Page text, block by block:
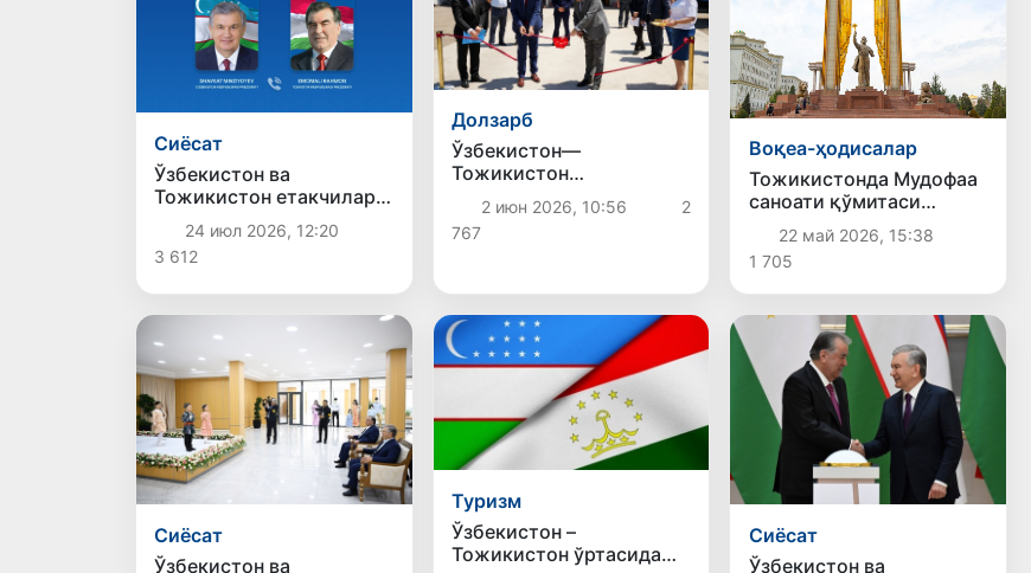
Сиёсат
Ўзбекистон ва
Тожикистон етакчилари
телефон орқали мулоқот
қилдилар
24 июл 2026, 12:20
3 612
Долзарб
Ўзбекистон—
Тожикистон
чегарасидаги
«Фотеҳобод» божхона
постида янги ангар ишга
2 июн 2026, 10:56
2
767
Воқеа-ҳодисалар
Тожикистонда Мудофаа
саноати қўмитаси
ташкил этилади
22 май 2026, 15:38
1 705
Сиёсат
Ўзбекистон ва
Туризм
Ўзбекистон –
Тожикистон ўртасида
Сиёсат
Ўзбекистон ва